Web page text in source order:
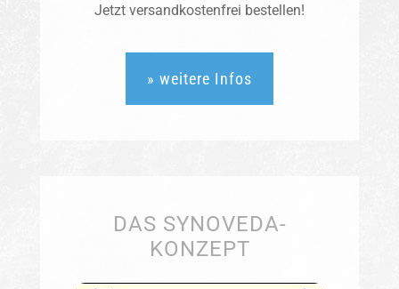
Jetzt versandkostenfrei bestellen!
» weitere Infos
DAS SYNOVEDA-
KONZEPT